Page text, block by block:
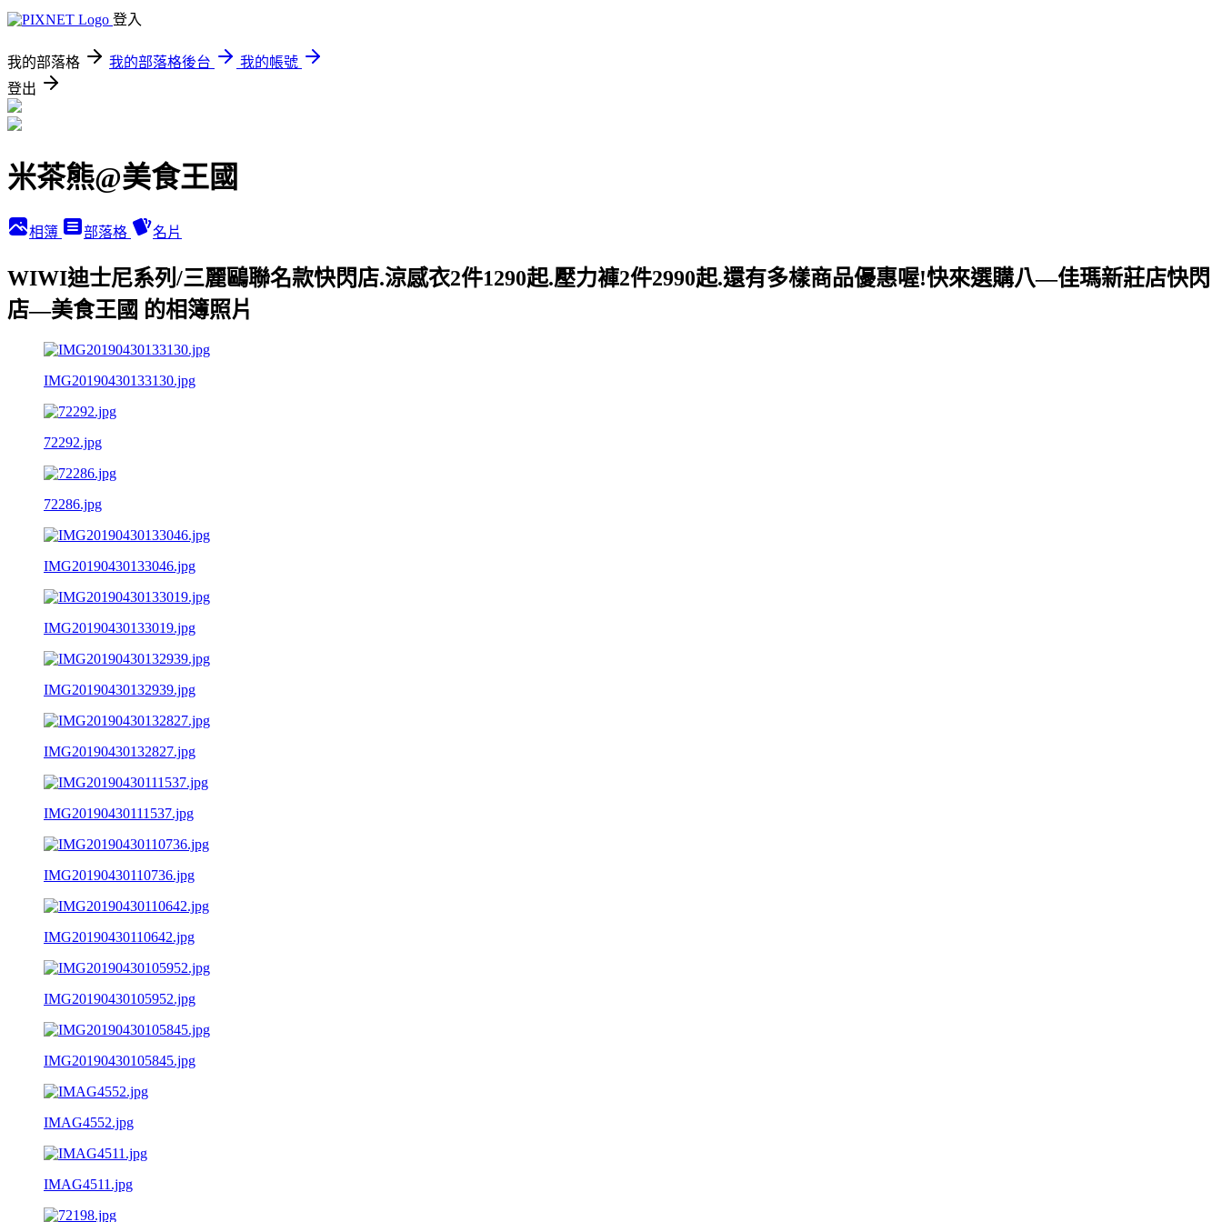
登入
我的部落格 我的部落格後台
我的帳號
登出
米茶熊@美食王國
相簿 部落格 名片
WIWI迪士尼系列/三麗鷗聯名款快閃店.涼感衣2件1290起.壓力褲2件2990起.還有多樣商品優惠喔!快來選購八—佳瑪新莊店快閃
店—美食王國 的相簿照片
IMG20190430133130.jpg
72292.jpg
72286.jpg
IMG20190430133046.jpg
IMG20190430133019.jpg
IMG20190430132939.jpg
IMG20190430132827.jpg
IMG20190430111537.jpg
IMG20190430110736.jpg
IMG20190430110642.jpg
IMG20190430105952.jpg
IMG20190430105845.jpg
IMAG4552.jpg
IMAG4511.jpg